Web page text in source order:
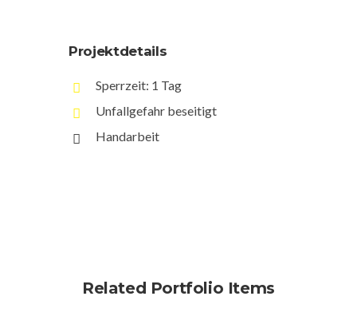
Projektdetails
Sperrzeit: 1 Tag
Unfallgefahr beseitigt
Handarbeit
Related Portfolio Items